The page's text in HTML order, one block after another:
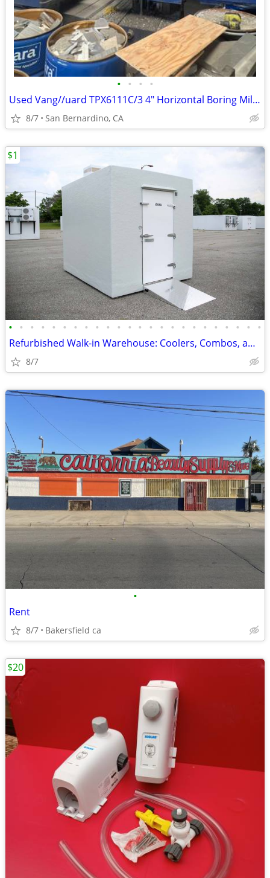
• • • •
Used Vang//uard TPX6111C/3 4" Horizontal Boring Mill w/ Rotary Table
8/7 San Bernardino, CA
• • • • • • • • • • • • • • • • • • • • • • • •
Refurbished Walk-in Warehouse: Coolers, Combos, and Freezer Units.
8/7
$1
•
Rent
8/7 Bakersfield ca
$20